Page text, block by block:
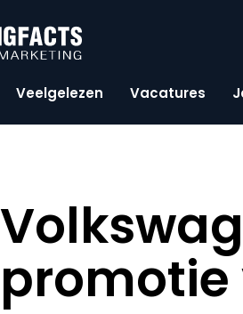
Veelgelezen Vacatures
promotie